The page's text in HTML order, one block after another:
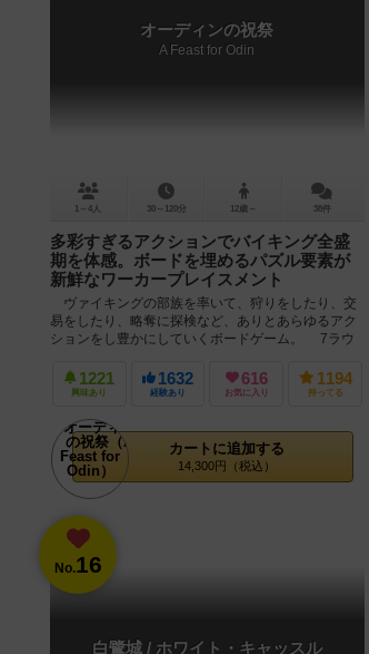
オーディンの祝祭
A Feast for Odin
1～4人 30～120分 12歳～ 38件
多彩すぎるアクションでバイキング全盛
期を体感。ボードを埋めるパズル要素が
新鮮なワーカープレイスメント
ヴァイキングの部族を率いて、狩りをしたり、交
易をしたり、略奪に探検など、ありとあらゆるアク
ションをし豊かにしていくボードゲーム。 7ラウ
1221
興味あり
1632
経験あり
616
お気に入り
1194
持ってる
カートに追加する
14,300円（税込）
No.16
白鷺城 / ホワイト・キャッスル